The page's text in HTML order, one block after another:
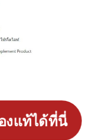
แท้ได้ที่นี่